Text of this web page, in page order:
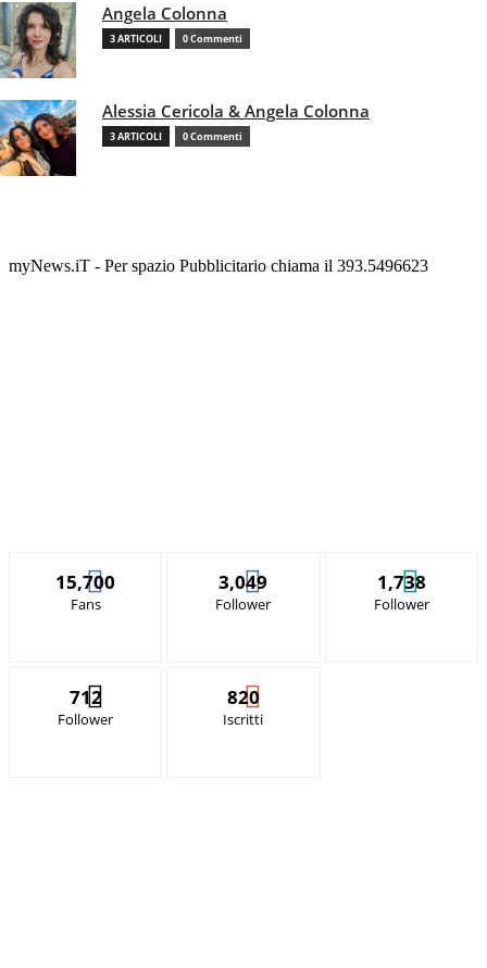
Angela Colonna
3 ARTICOLI 0 Commenti
Alessia Cericola & Angela Colonna
3 ARTICOLI 0 Commenti
myNews.iT - Per spazio Pubblicitario chiama il 393.5496623
15,700
Fans
3,049
Follower
1,738
Follower
712
Follower
820
Iscritti